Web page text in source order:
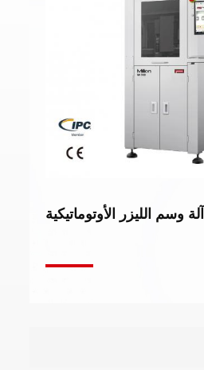
آلة وسم الليزر الأوتوماتيكية